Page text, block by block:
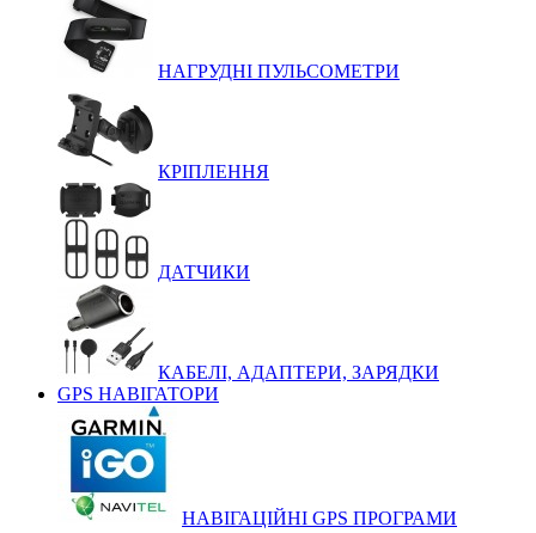
НАГРУДНІ ПУЛЬСОМЕТРИ
КРІПЛЕННЯ
ДАТЧИКИ
КАБЕЛІ, АДАПТЕРИ, ЗАРЯДКИ
GPS НАВІГАТОРИ
НАВІГАЦІЙНІ GPS ПРОГРАМИ